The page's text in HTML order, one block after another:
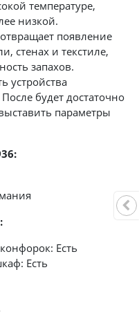
температуре,
низкой.
появление
стенах и текстиле,
запахов.
устройства
будет достаточно
параметры
Есть
Есть